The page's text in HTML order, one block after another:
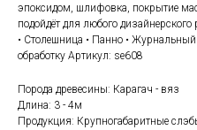
эпоксидом, шлифовка, покрытие
подойдёт для любого
• Столешница • Панно •
обработку Артикул: se608
Порода древесины: Карагач - вяз
Длина: 3 - 4м
Продукция: Крупногабаритные